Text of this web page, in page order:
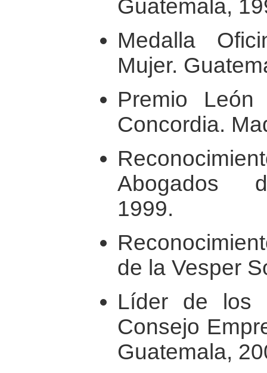
Guatemala,
Medalla
Mujer.
Premio
Concordia.
Abogados
1999.
de la Vesper
Líder de los
Consejo
Guatemala,